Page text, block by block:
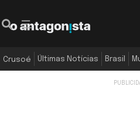
Crusoé Últimas Notícias Brasil